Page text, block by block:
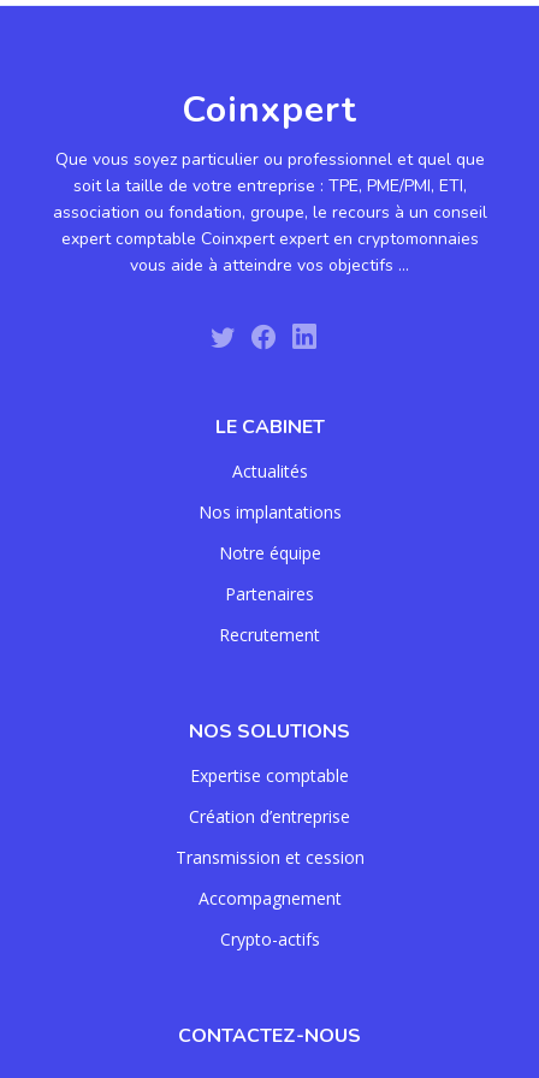
Coinxpert
Que vous soyez particulier ou professionnel et quel que
soit la taille de votre entreprise : TPE, PME/PMI, ETI,
association ou fondation, groupe, le recours à un conseil
expert comptable Coinxpert expert en cryptomonnaies
vous aide à atteindre vos objectifs ...
LE CABINET
Actualités
Nos implantations
Notre équipe
Partenaires
Recrutement
NOS SOLUTIONS
Expertise comptable
Création d’entreprise
Transmission et cession
Accompagnement
Crypto-actifs
CONTACTEZ-NOUS